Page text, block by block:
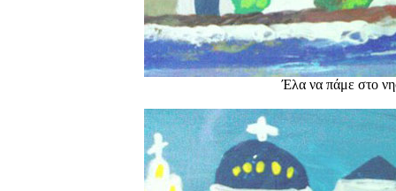
Έλα να πάμε στο